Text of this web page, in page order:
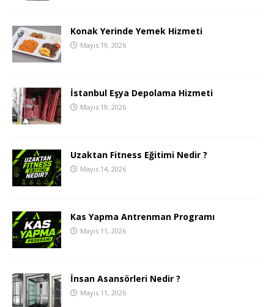
Konak Yerinde Yemek Hizmeti
Mayıs 19, 2026
İstanbul Eşya Depolama Hizmeti
Mayıs 19, 2026
Uzaktan Fitness Eğitimi Nedir ?
Mayıs 14, 2026
Kas Yapma Antrenman Programı
Mayıs 11, 2026
İnsan Asansörleri Nedir ?
Mayıs 11, 2026